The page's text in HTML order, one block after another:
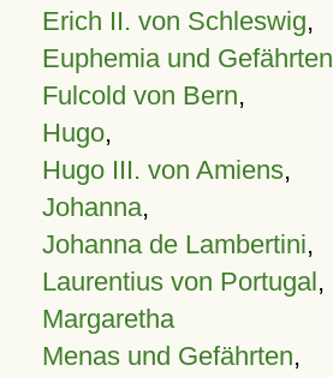
Erich II. von Schleswig,
Euphemia und Gefährten
Fulcold von Bern,
Hugo,
Hugo III. von Amiens,
Johanna,
Johanna de Lambertini,
Laurentius von Portugal,
Margaretha
Menas und Gefährten,